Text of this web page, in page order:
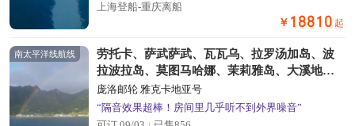
上海登船-重庆离船
￥ 18810 起
南太平洋线航线
劳托卡、萨武萨武、瓦瓦乌、拉罗汤加岛、波
拉波拉岛、莫图马哈娜、茉莉雅岛、大溪地帕
皮提 · 22天21晚
庞洛邮轮 雅克卡地亚号
“隔音效果超棒！房间里几乎听不到外界噪音”